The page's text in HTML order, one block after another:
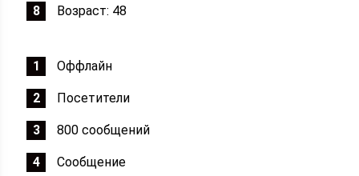
Возраст: 48
Оффлайн
Посетители
800 сообщений
Сообщение